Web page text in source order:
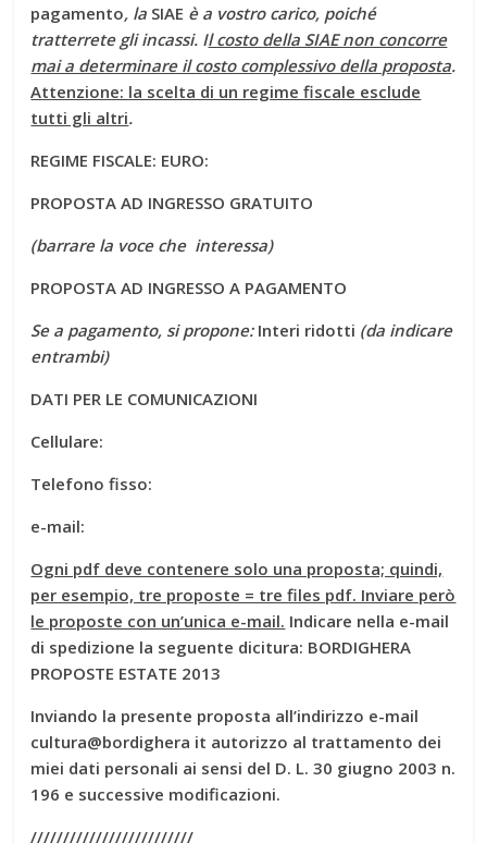
pagamento, la SIAE è a vostro carico, poiché
tratterrete gli incassi. Il costo della SIAE non concorre
mai a determinare il costo complessivo della proposta.
Attenzione: la scelta di un regime fiscale esclude
tutti gli altri.
REGIME FISCALE: EURO:
PROPOSTA AD INGRESSO GRATUITO
(barrare la voce che interessa)
PROPOSTA AD INGRESSO A PAGAMENTO
Se a pagamento, si propone: Interi ridotti (da indicare
entrambi)
DATI PER LE COMUNICAZIONI
Cellulare:
Telefono fisso:
e-mail:
Ogni pdf deve contenere solo una proposta; quindi,
per esempio, tre proposte = tre files pdf. Inviare però
le proposte con un’unica e-mail. Indicare nella e-mail
di spedizione la seguente dicitura: BORDIGHERA
PROPOSTE ESTATE 2013
Inviando la presente proposta all’indirizzo e-mail
cultura@bordighera it autorizzo al trattamento dei
miei dati personali ai sensi del D. L. 30 giugno 2003 n.
196 e successive modificazioni.
/////////////////////////